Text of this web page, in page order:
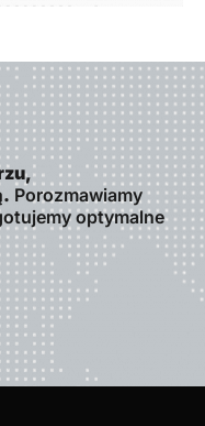
Porozmawiamy
optymalne